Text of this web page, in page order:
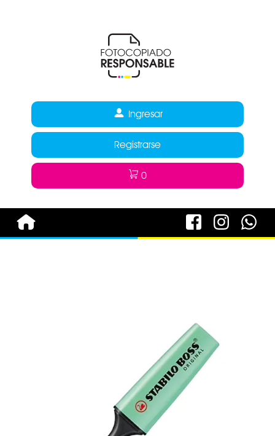
Ingresar
Registrarse
0